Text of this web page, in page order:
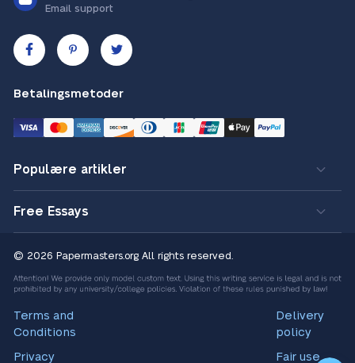
Email support
Betalingsmetoder
Populære artikler
Free Essays
© 2026 Papermasters.org All rights reserved.
Terms and
Conditions
Privacy
Delivery
policy
Fair use